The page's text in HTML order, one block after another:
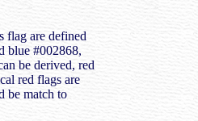
flag are defined
blue #002868,
be derived, red
red flags are
be match to